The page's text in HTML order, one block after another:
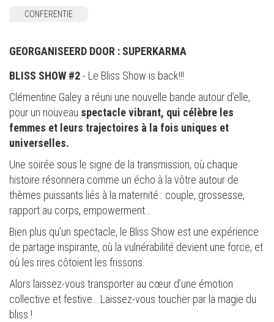
CONFERENTIE
GEORGANISEERD DOOR : SUPERKARMA
BLISS SHOW #2- Le Bliss Show is back!!!
Clémentine Galey a réuni une nouvelle bande autour d’elle,
pour un nouveau spectacle vibrant, qui célèbre les
femmes et leurs trajectoires à la fois uniques et
universelles.
Une soirée sous le signe de la transmission, où chaque
histoire résonnera comme un écho à la vôtre autour de
thèmes puissants liés à la maternité : couple, grossesse,
rapport au corps, empowerment…
Bien plus qu’un spectacle, le Bliss Show est une expérience
de partage inspirante, où la vulnérabilité devient une force, et
où les rires côtoient les frissons.
Alors laissez-vous transporter au cœur d’une émotion
collective et festive… Laissez-vous toucher par la magie du
bliss !